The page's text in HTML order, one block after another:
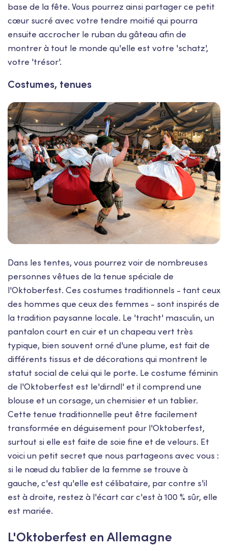
base de la fête. Vous pourrez ainsi partager ce petit
cœur sucré avec votre tendre moitié qui pourra
ensuite accrocher le ruban du gâteau afin de
montrer à tout le monde qu'elle est votre 'schatz',
votre 'trésor'.
Costumes, tenues
Dans les tentes, vous pourrez voir de nombreuses
personnes vêtues de la tenue spéciale de
l'Oktoberfest. Ces costumes traditionnels - tant ceux
des hommes que ceux des femmes - sont inspirés de
la tradition paysanne locale. Le 'tracht' masculin, un
pantalon court en cuir et un chapeau vert très
typique, bien souvent orné d'une plume, est fait de
différents tissus et de décorations qui montrent le
statut social de celui qui le porte. Le costume féminin
de l'Oktoberfest est le'dirndl' et il comprend une
blouse et un corsage, un chemisier et un tablier.
Cette tenue traditionnelle peut être facilement
transformée en déguisement pour l'Oktoberfest,
surtout si elle est faite de soie fine et de velours. Et
voici un petit secret que nous partageons avec vous :
si le nœud du tablier de la femme se trouve à
gauche, c'est qu'elle est célibataire, par contre s'il
est à droite, restez à l'écart car c'est à 100 % sûr, elle
est mariée.
L'Oktoberfest en Allemagne